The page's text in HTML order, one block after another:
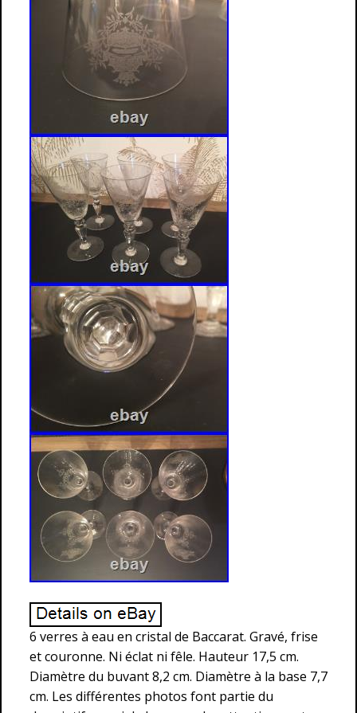
6 verres à eau en cristal de Baccarat. Gravé, frise
et couronne. Ni éclat ni fêle. Hauteur 17,5 cm.
Diamètre du buvant 8,2 cm. Diamètre à la base 7,7
cm. Les différentes photos font partie du